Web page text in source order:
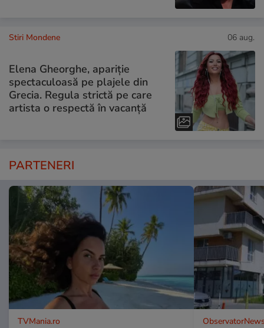
Stiri Mondene 06 aug.
Elena Gheorghe, apariție
spectaculoasă pe plajele din
Grecia. Regula strictă pe care
artista o respectă în vacanță
PARTENERI
TVMania.ro